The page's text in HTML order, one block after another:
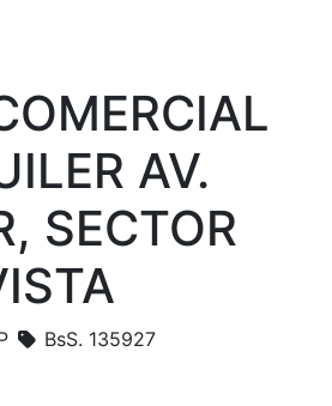
AV.
SECTOR
BsS. 135927